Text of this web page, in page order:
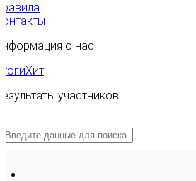
о нас
Хит
участников